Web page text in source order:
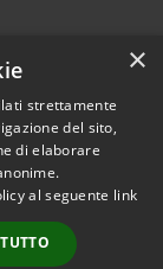
2026 • Città di
Powered by
•
Accesso
×
strettamente
del sito,
di elaborare
al seguente link